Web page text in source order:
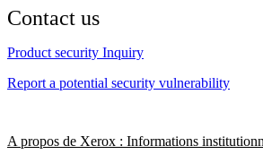
Contact us
Product security Inquiry
Report a potential security vulnerability
A propos de Xerox : Informations